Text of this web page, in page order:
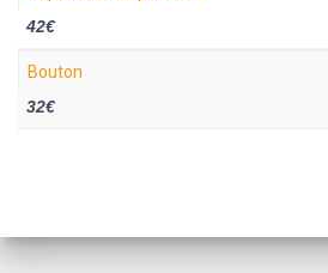
42€
Bouton
32€